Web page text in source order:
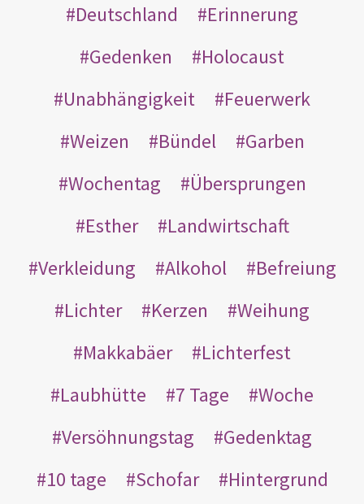
Deutschland
Erinnerung
Gedenken
Holocaust
Unabhängigkeit
Feuerwerk
Weizen
Bündel
Garben
Wochentag
Übersprungen
Esther
Landwirtschaft
Verkleidung
Alkohol
Befreiung
Lichter
Kerzen
Weihung
Makkabäer
Lichterfest
Laubhütte
7 Tage
Woche
Versöhnungstag
Gedenktag
10 tage
Schofar
Hintergrund